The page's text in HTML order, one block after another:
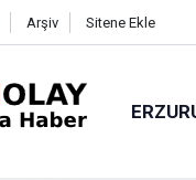
Arşiv Sitene Ekle